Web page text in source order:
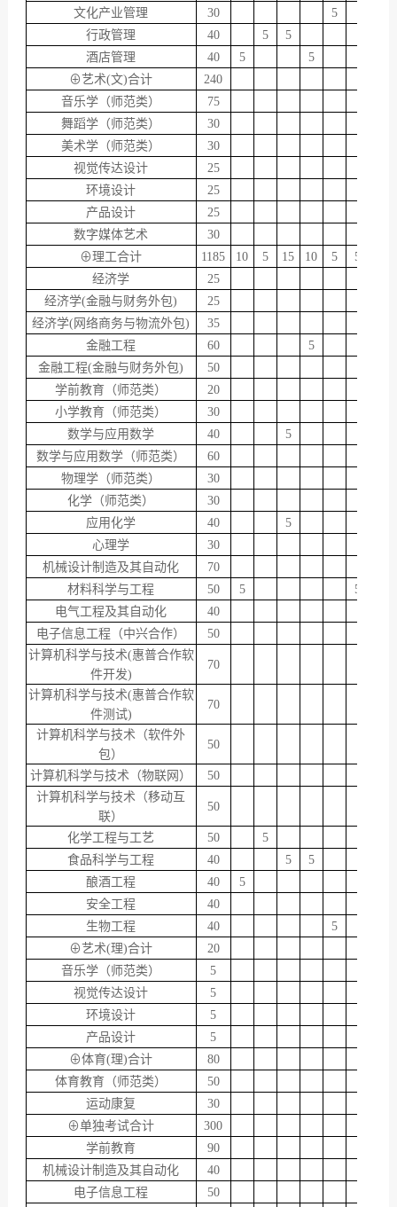
文化产业管理
30
5
行政管理
40 5
5
酒店管理
40 5
5
⊕艺术(文)合计
240
音乐学（师范类）
75
舞蹈学（师范类）
30
美术学（师范类）
30
视觉传达设计
25
环境设计
25
产品设计
25
数字媒体艺术
30
⊕理工合计
1185 10 5 15 10 5 5
经济学
25
经济学(金融与财务外包)
25
经济学(网络商务与物流外包)
35
金融工程
60
5
金融工程(金融与财务外包)
50
学前教育（师范类）
20
小学教育（师范类）
30
数学与应用数学
40
5
数学与应用数学（师范类）
60
物理学（师范类）
30
化学（师范类）
30
应用化学
40
5
心理学
30
机械设计制造及其自动化
70
材料科学与工程
50 5
5
电气工程及其自动化
40
电子信息工程（中兴合作）
50
计算机科学与技术(惠普合作软
件开发)
70
计算机科学与技术(惠普合作软
件测试)
70
计算机科学与技术（软件外
包）
50
计算机科学与技术（物联网）
50
计算机科学与技术（移动互
联）
50
化学工程与工艺 50
5
食品科学与工程
40 5
5
酿酒工程
40
5
安全工程
40
生物工程
40
5
⊕艺术(理)合计
20
音乐学（师范类）
5
视觉传达设计
5
环境设计
5
产品设计
5
⊕体育(理)合计
80
体育教育（师范类）
50
运动康复
30
⊕单独考试合计
300
学前教育
90
机械设计制造及其自动化
40
电子信息工程
50